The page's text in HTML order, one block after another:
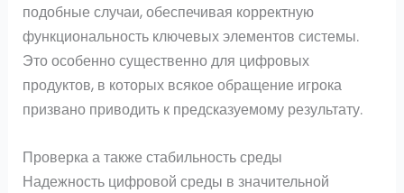
подобные случаи, обеспечивая корректную
функциональность ключевых элементов системы.
Это особенно существенно для цифровых
продуктов, в которых всякое обращение игрока
призвано приводить к предсказуемому результату.
Проверка а также стабильность среды
Надежность цифровой среды в значительной